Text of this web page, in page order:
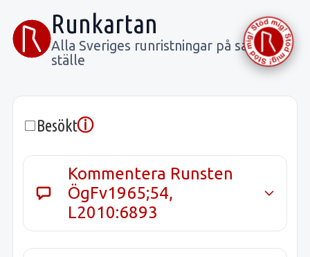
Runkartan
Alla Sveriges runristningar på samma
ställe
Besöktⓘ
Kommentera Runsten
ÖgFv1965;54,
L2010:6893